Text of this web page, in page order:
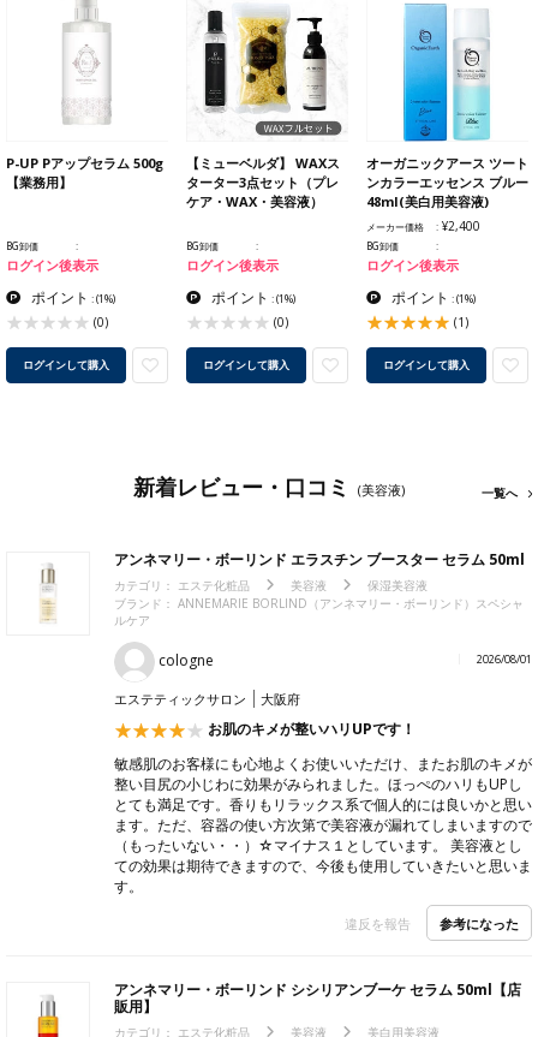
P-UP Pアップセラム 500g
【業務用】
BG卸価
ログイン後表示
ポイント :(1%)
(0)
ログインして購入
【ミューベルダ】 WAXス
ターター3点セット（プレ
ケア・WAX・美容液）
BG卸価
ログイン後表示
ポイント :(1%)
(0)
ログインして購入
オーガニックアース ツート
ンカラーエッセンス ブルー
48ml(美白用美容液)
メーカー価格 ¥2,400
BG卸価
ログイン後表示
ポイント :(1%)
(1)
ログインして購入
新着レビュー・口コミ (美容液) 一覧へ
アンネマリー・ボーリンド エラスチン ブースター セラム 50ml
カテゴリ： エステ化粧品 美容液
保湿美容液
ブランド： ANNEMARIE BORLIND（アンネマリー・ボーリンド）スペシャ
ルケア
cologne 2026/08/01
エステティックサロン 大阪府
お肌のキメが整いハリUPです！
敏感肌のお客様にも心地よくお使いいただけ、またお肌のキメが
整い目尻の小じわに効果がみられました。ほっぺのハリもUPし
とても満足です。香りもリラックス系で個人的には良いかと思い
ます。ただ、容器の使い方次第で美容液が漏れてしまいますので
（もったいない・・）☆マイナス１としています。 美容液とし
ての効果は期待できますので、今後も使用していきたいと思いま
す。
違反を報告 参考になった
アンネマリー・ボーリンド シシリアンブーケ セラム 50ml【店
販用】
カテゴリ： エステ化粧品 美容液 美白用美容液